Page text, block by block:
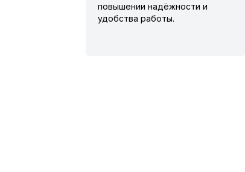
повышении надёжности и
удобства работы.